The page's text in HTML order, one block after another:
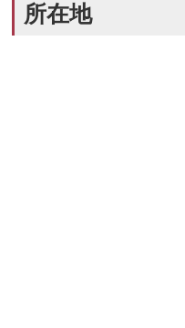
所在地